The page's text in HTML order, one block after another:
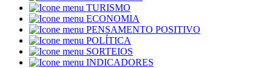
TURISMO
ECONOMIA
PENSAMENTO POSITIVO
POLÍTICA
SORTEIOS
INDICADORES